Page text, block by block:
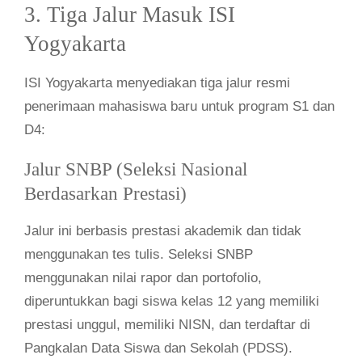
3. Tiga Jalur Masuk ISI
Yogyakarta
ISI Yogyakarta menyediakan tiga jalur resmi
penerimaan mahasiswa baru untuk program S1 dan
D4:
Jalur SNBP (Seleksi Nasional
Berdasarkan Prestasi)
Jalur ini berbasis prestasi akademik dan tidak
menggunakan tes tulis. Seleksi SNBP
menggunakan nilai rapor dan portofolio,
diperuntukkan bagi siswa kelas 12 yang memiliki
prestasi unggul, memiliki NISN, dan terdaftar di
Pangkalan Data Siswa dan Sekolah (PDSS).